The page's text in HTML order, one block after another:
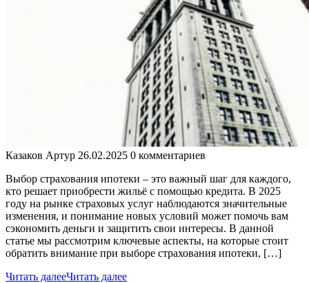
Казаков Артур 26.02.2025 0 комментариев
Выбор страхования ипотеки – это важный шаг для каждого,
кто решает приобрести жильё с помощью кредита. В 2025
году на рынке страховых услуг наблюдаются значительные
изменения, и понимание новых условий может помочь вам
сэкономить деньги и защитить свои интересы. В данной
статье мы рассмотрим ключевые аспекты, на которые стоит
обратить внимание при выборе страхования ипотеки, […]
Читать далееЧитать далее